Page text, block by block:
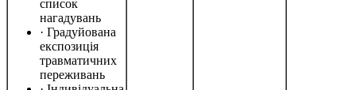
список
нагадувань
· Градуйована
експозиція
травматичних
переживань